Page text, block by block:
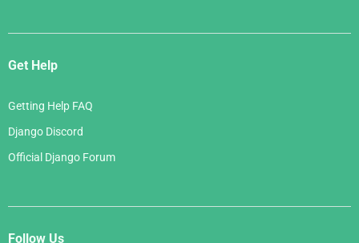
Get Help
Getting Help FAQ
Django Discord
Official Django Forum
Follow Us